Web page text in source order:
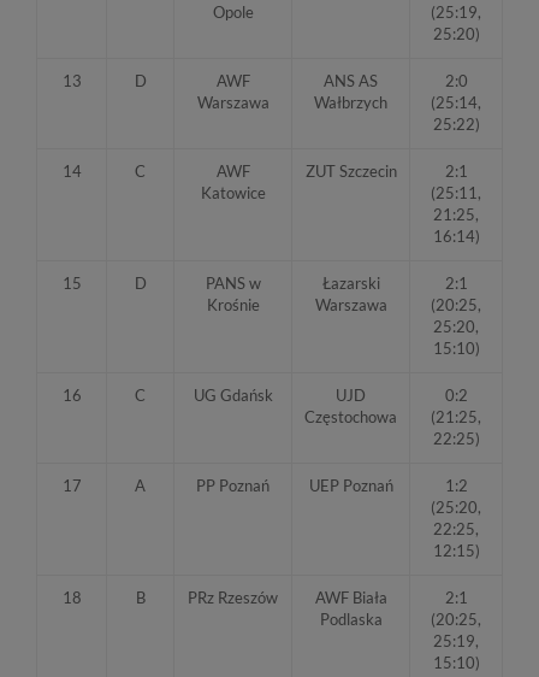
Opole
(25:19,
25:20)
13 D
AWF
Warszawa
ANS AS
Wałbrzych
2:0
(25:14,
25:22)
14 C
AWF
Katowice
ZUT Szczecin
2:1
(25:11,
21:25,
16:14)
15 D
PANS w
Krośnie
Łazarski
Warszawa
2:1
(20:25,
25:20,
15:10)
16 C UG Gdańsk
UJD
Częstochowa
0:2
(21:25,
22:25)
17 A PP Poznań UEP Poznań
1:2
(25:20,
22:25,
12:15)
18 B PRz Rzeszów
AWF Biała
Podlaska
2:1
(20:25,
25:19,
15:10)